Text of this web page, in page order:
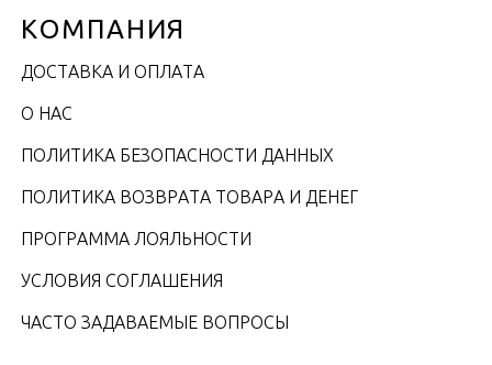
КОМПАНИЯ
ДОСТАВКА И ОПЛАТА
О НАС
ПОЛИТИКА БЕЗОПАСНОСТИ ДАННЫХ
ПОЛИТИКА ВОЗВРАТА ТОВАРА И ДЕНЕГ
ПРОГРАММА ЛОЯЛЬНОСТИ
УСЛОВИЯ СОГЛАШЕНИЯ
ЧАСТО ЗАДАВАЕМЫЕ ВОПРОСЫ